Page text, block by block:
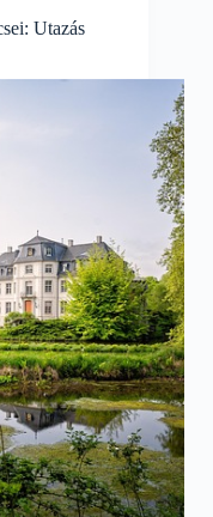
Utazás